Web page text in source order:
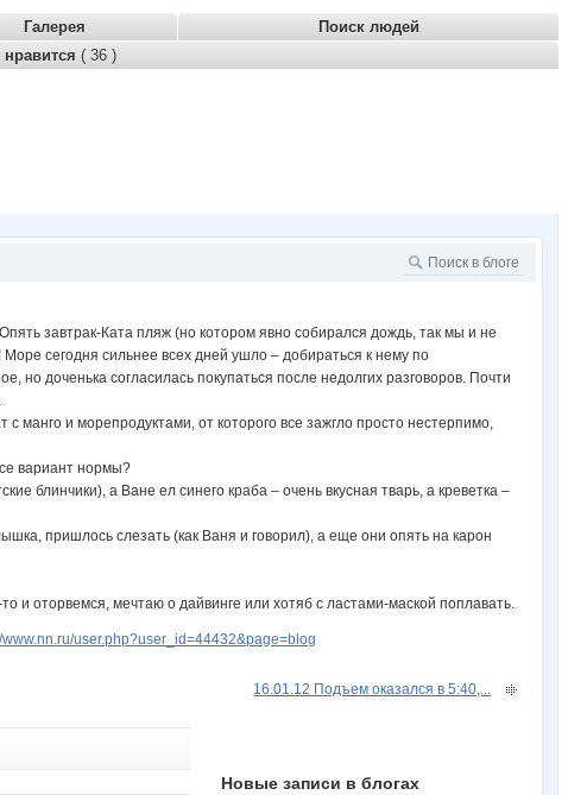
Галерея
Поиск людей
( 36 )
завтрак-Ката пляж (но котором явно собирался дождь, так мы и не
сегодня сильнее всех дней ушло – добираться к нему по
доченька согласилась покупаться после недолгих разговоров. Почти
манго и морепродуктами, от которого все зажгло просто нестерпимо,
вариант нормы?
блинчики), а Ване ел синего краба – очень вкусная тварь, а креветка –
пришлось слезать (как Ваня и говорил), а еще они опять на карон
и оторвемся, мечтаю о дайвинге или хотяб с ластами-маской поплавать.
www.nn.ru/user.php?user_id=44432&page=blog
16.01.12 Подъем оказался в 5:40,...
Новые записи в блогах